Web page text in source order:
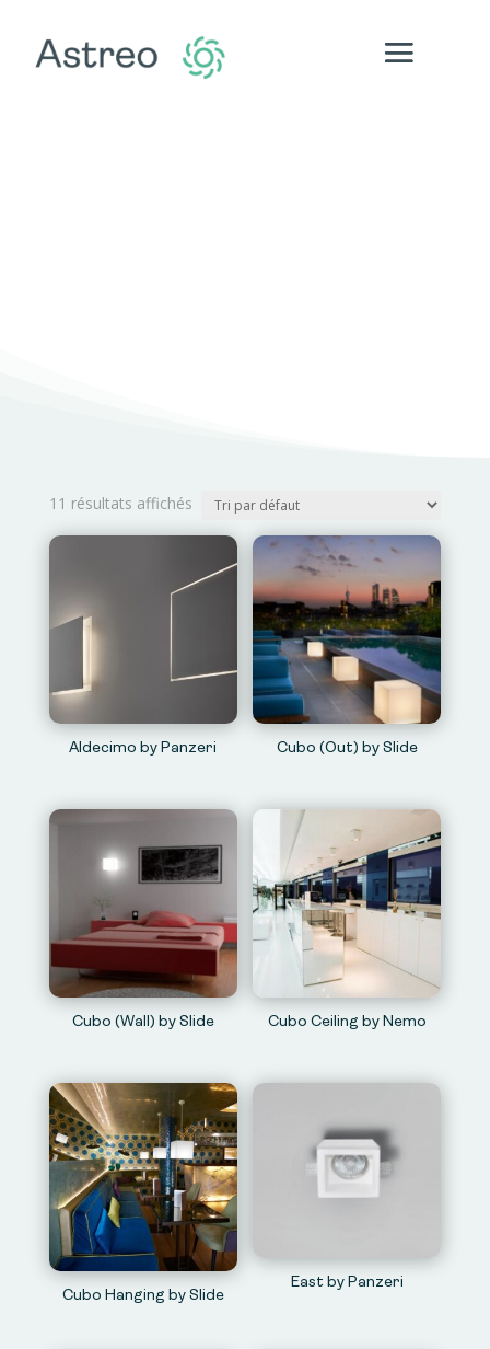
11 résultats affichés
Aldecimo by Panzeri Cubo (Out) by Slide
Cubo (Wall) by Slide Cubo Ceiling by Nemo
Cubo Hanging by Slide
East by Panzeri